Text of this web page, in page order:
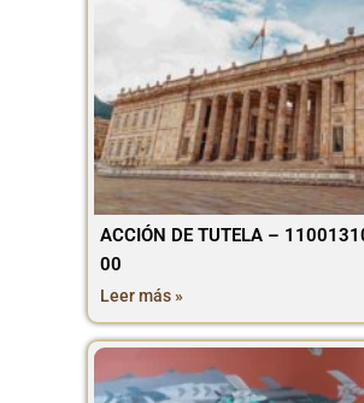
ACCIÓN DE TUTELA –
00
Leer más »